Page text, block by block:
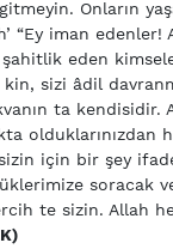
Onların
“Ey iman edenler!
eden
sizi âdil
ta kendisidir.
olduklarınızdan
için bir şey
soracak
te sizin. Allah